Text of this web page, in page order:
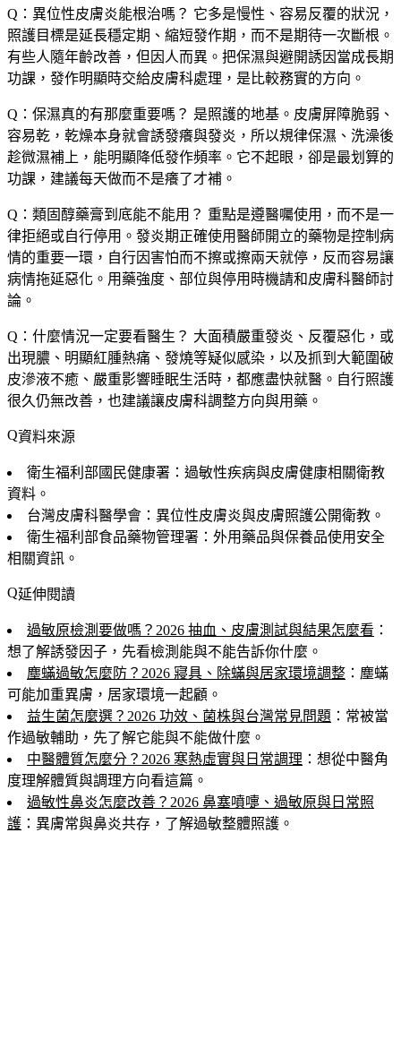
Q：異位性皮膚炎能根治嗎？ 它多是慢性、容易反覆的狀況，
照護目標是延長穩定期、縮短發作期，而不是期待一次斷根。
有些人隨年齡改善，但因人而異。把保濕與避開誘因當成長期
功課，發作明顯時交給皮膚科處理，是比較務實的方向。
Q：保濕真的有那麼重要嗎？ 是照護的地基。皮膚屏障脆弱、
容易乾，乾燥本身就會誘發癢與發炎，所以規律保濕、洗澡後
趁微濕補上，能明顯降低發作頻率。它不起眼，卻是最划算的
功課，建議每天做而不是癢了才補。
Q：類固醇藥膏到底能不能用？ 重點是遵醫囑使用，而不是一
律拒絕或自行停用。發炎期正確使用醫師開立的藥物是控制病
情的重要一環，自行因害怕而不擦或擦兩天就停，反而容易讓
病情拖延惡化。用藥強度、部位與停用時機請和皮膚科醫師討
論。
Q：什麼情況一定要看醫生？ 大面積嚴重發炎、反覆惡化，或
出現膿、明顯紅腫熱痛、發燒等疑似感染，以及抓到大範圍破
皮滲液不癒、嚴重影響睡眠生活時，都應盡快就醫。自行照護
很久仍無改善，也建議讓皮膚科調整方向與用藥。
資料來源
衛生福利部國民健康署：過敏性疾病與皮膚健康相關衛教
資料。
台灣皮膚科醫學會：異位性皮膚炎與皮膚照護公開衛教。
衛生福利部食品藥物管理署：外用藥品與保養品使用安全
相關資訊。
延伸閱讀
過敏原檢測要做嗎？2026 抽血、皮膚測試與結果怎麼看 ：
想了解誘發因子，先看檢測能與不能告訴你什麼。
塵蟎過敏怎麼防？2026 寢具、除蟎與居家環境調整 ：塵蟎
可能加重異膚，居家環境一起顧。
益生菌怎麼選？2026 功效、菌株與台灣常見問題 ：常被當
作過敏輔助，先了解它能與不能做什麼。
中醫體質怎麼分？2026 寒熱虛實與日常調理 ：想從中醫角
度理解體質與調理方向看這篇。
過敏性鼻炎怎麼改善？2026 鼻塞噴嚏、過敏原與日常照
護 ：異膚常與鼻炎共存，了解過敏整體照護。